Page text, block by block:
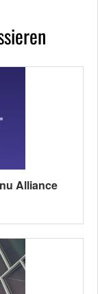
Alliance